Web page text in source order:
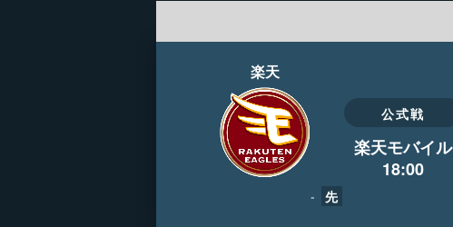
楽天
- 先
公式戦
楽天モバイル
18:00